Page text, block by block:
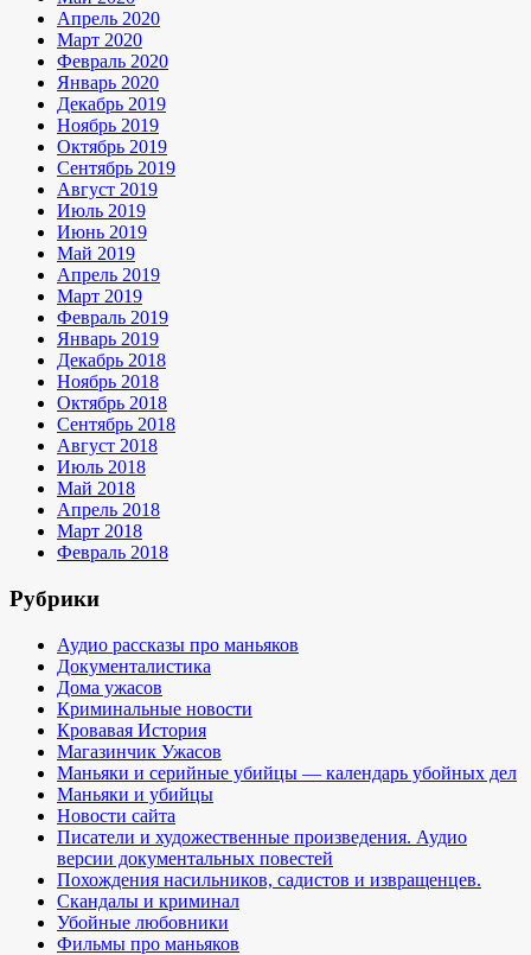
Апрель 2020
Март 2020
Февраль 2020
Январь 2020
Декабрь 2019
Ноябрь 2019
Октябрь 2019
Сентябрь 2019
Август 2019
Июль 2019
Июнь 2019
Май 2019
Апрель 2019
Март 2019
Февраль 2019
Январь 2019
Декабрь 2018
Ноябрь 2018
Октябрь 2018
Сентябрь 2018
Август 2018
Июль 2018
Май 2018
Апрель 2018
Март 2018
Февраль 2018
Рубрики
Аудио рассказы про маньяков
Документалистика
Дома ужасов
Криминальные новости
Кровавая История
Магазинчик Ужасов
Маньяки и серийные убийцы — календарь убойных дел
Маньяки и убийцы
Новости сайта
Писатели и художественные произведения. Аудио
версии документальных повестей
Похождения насильников, садистов и извращенцев.
Скандалы и криминал
Убойные любовники
Фильмы про маньяков